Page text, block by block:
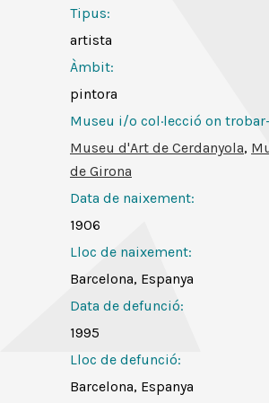
Tipus:
artista
Àmbit:
pintora
Museu i/o col·lecció on
Museu d'Art de Cerdanyola,
de Girona
Data de naixement:
1906
Lloc de naixement:
Barcelona, Espanya
Data de defunció:
1995
Lloc de defunció:
Barcelona, Espanya